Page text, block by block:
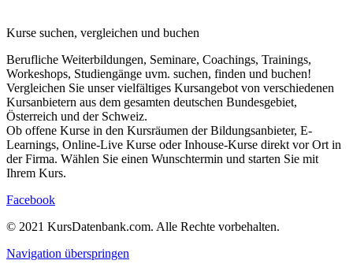
Kurse suchen, vergleichen und buchen
Berufliche Weiterbildungen, Seminare, Coachings, Trainings,
Workeshops, Studiengänge uvm. suchen, finden und buchen!
Vergleichen Sie unser vielfältiges Kursangebot von verschiedenen
Kursanbietern aus dem gesamten deutschen Bundesgebiet,
Österreich und der Schweiz.
Ob offene Kurse in den Kursräumen der Bildungsanbieter, E-
Learnings, Online-Live Kurse oder Inhouse-Kurse direkt vor Ort in
der Firma. Wählen Sie einen Wunschtermin und starten Sie mit
Ihrem Kurs.
Facebook
© 2021 KursDatenbank.com. Alle Rechte vorbehalten.
Navigation überspringen